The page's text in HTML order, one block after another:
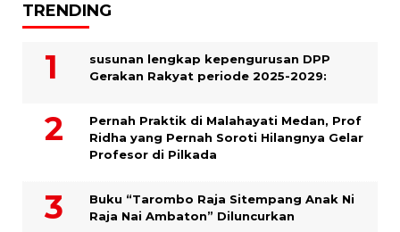
TRENDING
susunan lengkap kepengurusan DPP
Gerakan Rakyat periode 2025-2029:
Pernah Praktik di Malahayati Medan, Prof
Ridha yang Pernah Soroti Hilangnya Gelar
Profesor di Pilkada
Buku “Tarombo Raja Sitempang Anak Ni
Raja Nai Ambaton” Diluncurkan